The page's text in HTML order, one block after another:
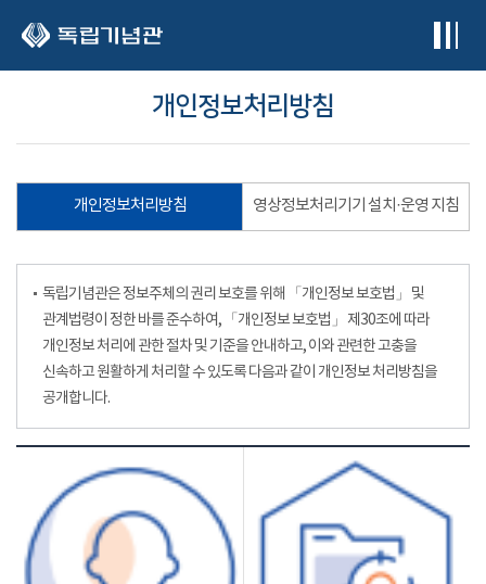
개인정보처리방침
개인정보처리방침 영상정보처리기기 설치·운영 지침
독립기념관은 정보주체의 권리 보호를 위해 「개인정보 보호법」 및
관계법령이 정한 바를 준수하여, 「개인정보 보호법」 제30조에 따라
개인정보 처리에 관한 절차 및 기준을 안내하고, 이와 관련한 고충을
신속하고 원활하게 처리할 수 있도록 다음과 같이 개인정보 처리방침을
공개합니다.